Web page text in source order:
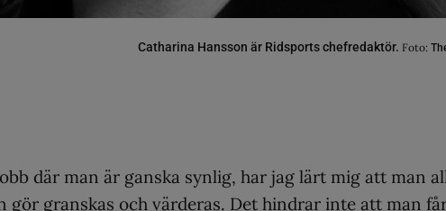
Catharina Hansson är Ridsports chefredaktör. Foto:
där man är ganska synlig, har jag lärt mig att man
gör granskas och värderas. Det hindrar inte att man